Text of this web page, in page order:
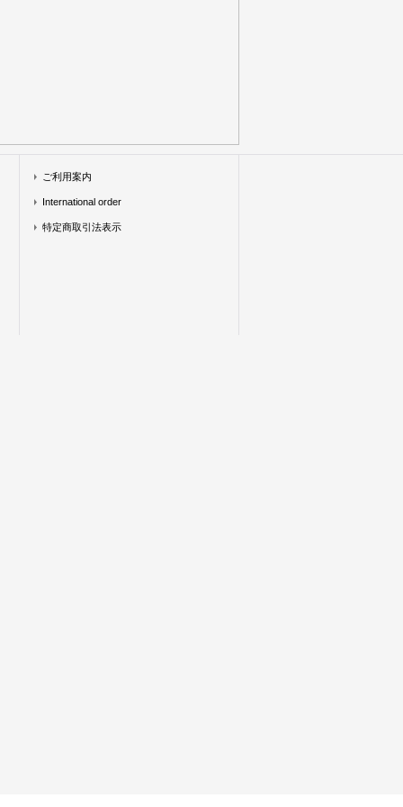
ご利用案内
International order
特定商取引法表示